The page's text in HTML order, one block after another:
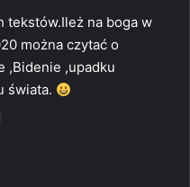
tekstów.Ileż na boga w
można czytać o
,Bidenie ,upadku
świata.